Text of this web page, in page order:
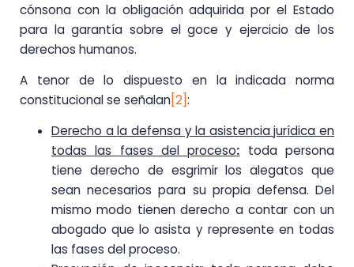
cónsona con la obligación adquirida por el Estado
para la garantía sobre el goce y ejercicio de los
derechos humanos.
A tenor de lo dispuesto en la indicada norma
constitucional se señalan [2] :
Derecho a la defensa y la asistencia jurídica en
todas las fases del proceso: toda persona
tiene derecho de esgrimir los alegatos que
sean necesarios para su propia defensa. Del
mismo modo tienen derecho a contar con un
abogado que lo asista y represente en todas
las fases del proceso.